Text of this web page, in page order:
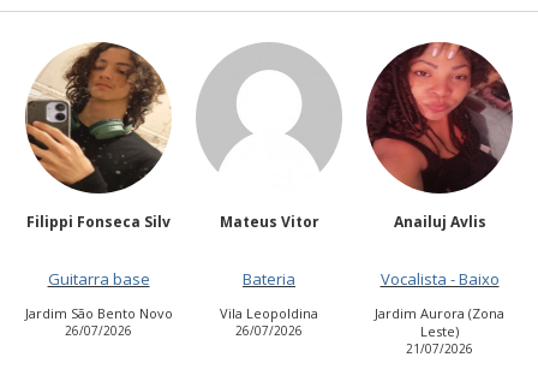
Mateus Vitor
Bateria
Vila Leopoldina
26/07/2026
Anailuj Avlis
Vocalista - Baixo
Jardim Aurora (Zona
Leste)
Kakocampos
Guitarra base
Jardim das Flores
23/07/2026